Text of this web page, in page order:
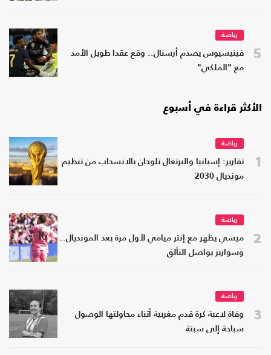
5
رياضة
فينيسيوس يصدم أرسنال.. وقع عقدا طويل الأمد
مع "الملكي"
الأكثر قراءة في أسبوع
1
رياضة
تقارير: إسبانيا والبرتغال تلوحان بالانسحاب من تنظيم
مونديال 2030
2
رياضة
ميسي يظهر مع إنتر ميامي لأول مرة بعد المونديال..
وسواريز يواصل التألق
3
رياضة
وفاة لاعبة كرة قدم مغربية أثناء محاولتها الوصول
سباحة إلى سبتة